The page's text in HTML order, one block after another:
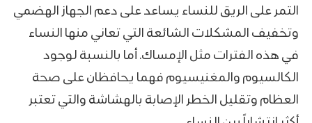
التمر على الريق للنساء يساعد على دعم الجهاز الهضمي
وتخفيف المشكلات الشائعة التي تعاني منها النساء
في هذه الفترات مثل الإمساك. أما بالنسبة لوجود
الكالسيوم والمغنيسيوم فهما يحافظان على صحة
العظام وتقليل الخطر الإصابة بالهشاشة والتي تعتبر